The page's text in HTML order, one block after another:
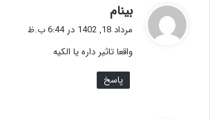
بینام
ف
:
مرداد 18, 1402 در 6:44 ب.ظ
واقعا تاثیر داره یا الکیه
پاسخ